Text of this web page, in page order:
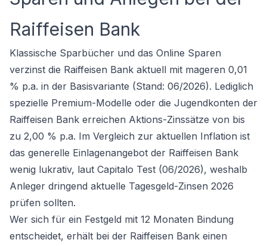
Raiffeisen Bank
Klassische Sparbücher und das Online Sparen
verzinst die Raiffeisen Bank aktuell mit mageren 0,01
% p.a. in der Basisvariante (Stand: 06/2026). Lediglich
spezielle Premium-Modelle oder die Jugendkonten der
Raiffeisen Bank erreichen Aktions-Zinssätze von bis
zu 2,00 % p.a. Im Vergleich zur aktuellen Inflation ist
das generelle Einlagenangebot der Raiffeisen Bank
wenig lukrativ, laut Capitalo Test (06/2026), weshalb
Anleger dringend aktuelle Tagesgeld-Zinsen 2026
prüfen sollten.
Wer sich für ein Festgeld mit 12 Monaten Bindung
entscheidet, erhält bei der Raiffeisen Bank einen